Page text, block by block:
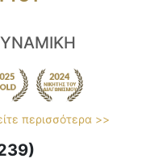
περισσότερα >>